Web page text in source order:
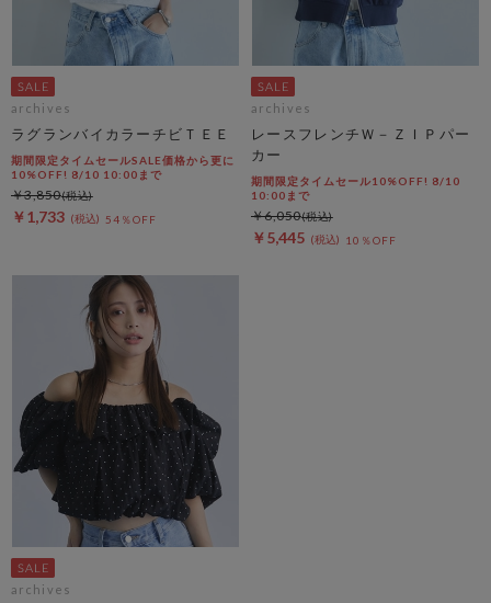
archives
ラグランバイカラーチビＴＥＥ
期間限定タイムセールSALE価格から更に
10%OFF! 8/10 10:00まで
￥1,733 54％OFF
￥3,850
archives
レースフレンチＷ－ＺＩＰパー
カー
期間限定タイムセール10%OFF! 8/10
10:00まで
￥5,445 10％OFF
￥6,050
archives